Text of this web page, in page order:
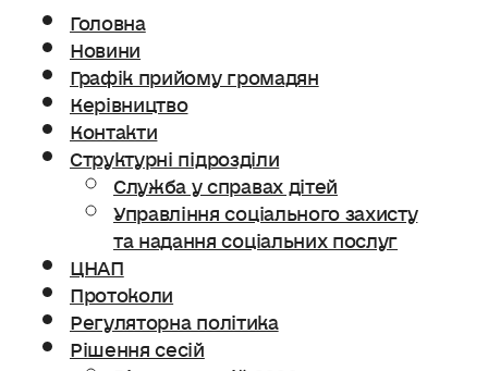
Головна
Новини
Графік прийому громадян
Керівництво
Контакти
Структурні підрозділи
Служба у справах дітей
Управління соціального захисту
та надання соціальних послуг
ЦНАП
Протоколи
Регуляторна політика
Рішення сесій